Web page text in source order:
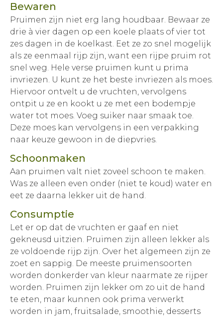
Bewaren
Pruimen zijn niet erg lang houdbaar. Bewaar ze
drie à vier dagen op een koele plaats of vier tot
zes dagen in de koelkast. Eet ze zo snel mogelijk
als ze eenmaal rijp zijn, want een rijpe pruim rot
snel weg. Hele verse pruimen kunt u prima
invriezen. U kunt ze het beste invriezen als moes.
Hiervoor ontvelt u de vruchten, vervolgens
ontpit u ze en kookt u ze met een bodempje
water tot moes. Voeg suiker naar smaak toe.
Deze moes kan vervolgens in een verpakking
naar keuze gewoon in de diepvries.
Schoonmaken
Aan pruimen valt niet zoveel schoon te maken.
Was ze alleen even onder (niet te koud) water en
eet ze daarna lekker uit de hand.
Consumptie
Let er op dat de vruchten er gaaf en niet
gekneusd uitzien. Pruimen zijn alleen lekker als
ze voldoende rijp zijn. Over het algemeen zijn ze
zoet en sappig. De meeste pruimensoorten
worden donkerder van kleur naarmate ze rijper
worden. Pruimen zijn lekker om zo uit de hand
te eten, maar kunnen ook prima verwerkt
worden in jam, fruitsalade, smoothie, desserts